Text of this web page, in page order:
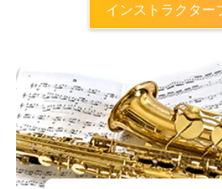
インストラクター